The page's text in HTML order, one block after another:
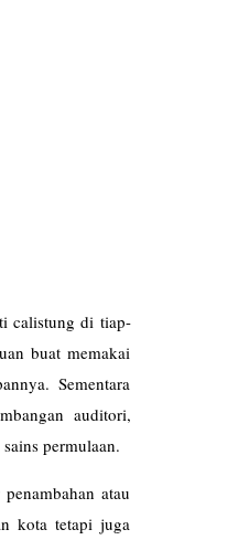
calistung di tiap-
buat memakai
Sementara
auditori,
permulaan.
atau
kota tetapi juga